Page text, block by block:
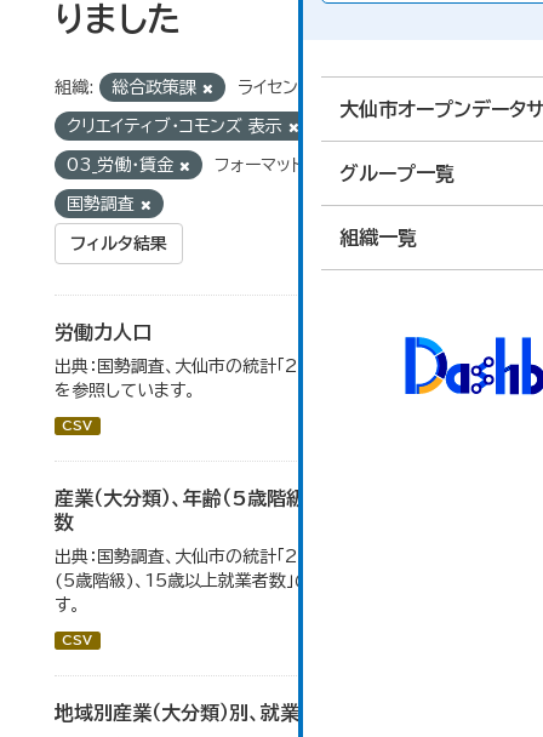
大仙市オープンデータ
グループ一覧
組織一覧
りました
組織: 総合政策課 ライセンス:
クリエイティブ・コモンズ 表示
03_労働・賃金 フォーマット: CSV タグ:
国勢調査
フィルタ結果
労働力人口
出典：国勢調査、大仙市の統計「2-6 労働力人口」のデータ
を参照しています。
CSV
産業（大分類）、年齢（5歳階級）、15歳以上就業者
数
出典：国勢調査、大仙市の統計「2-7 産業(大分類)、年齢
(5歳階級)、15歳以上就業者数」のデータを参照していま
す。
CSV
地域別産業（大分類）別、就業者数